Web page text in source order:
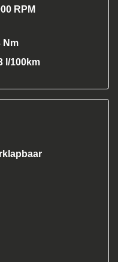
RPM
Nm
l/100km